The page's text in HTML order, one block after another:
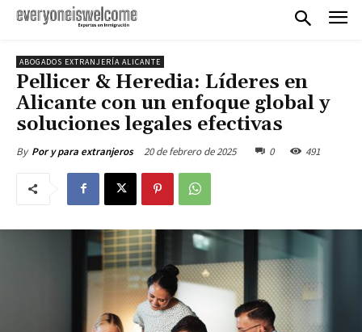
ABOGADOS EXTRANJERÍA ALICANTE
Pellicer & Heredia: Líderes en
Alicante con un enfoque global y
soluciones legales efectivas
By Por y para extranjeros 20 de febrero de 2025 0 491